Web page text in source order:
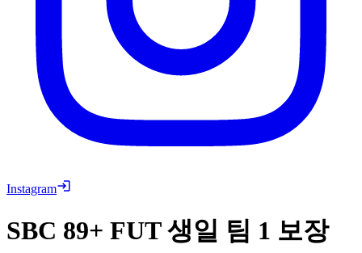
Instagram
SBC 89+ FUT 생일 팀 1 보장